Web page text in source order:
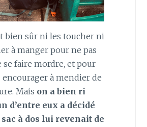
bien sûr ni les toucher ni
à manger pour ne pas
se faire mordre, et pour
encourager à mendier de
Mais on a bien ri
d’entre eux a décidé
à dos lui revenait de